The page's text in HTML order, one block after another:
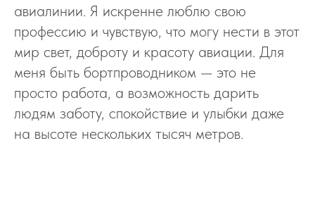
авиалинии. Я искренне люблю свою
профессию и чувствую, что могу нести в этот
мир свет, доброту и красоту авиации. Для
меня быть бортпроводником — это не
просто работа, а возможность дарить
людям заботу, спокойствие и улыбки даже
на высоте нескольких тысяч метров.